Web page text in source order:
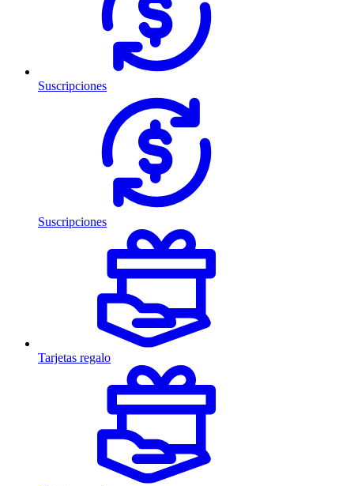
Suscripciones
Suscripciones
Tarjetas regalo